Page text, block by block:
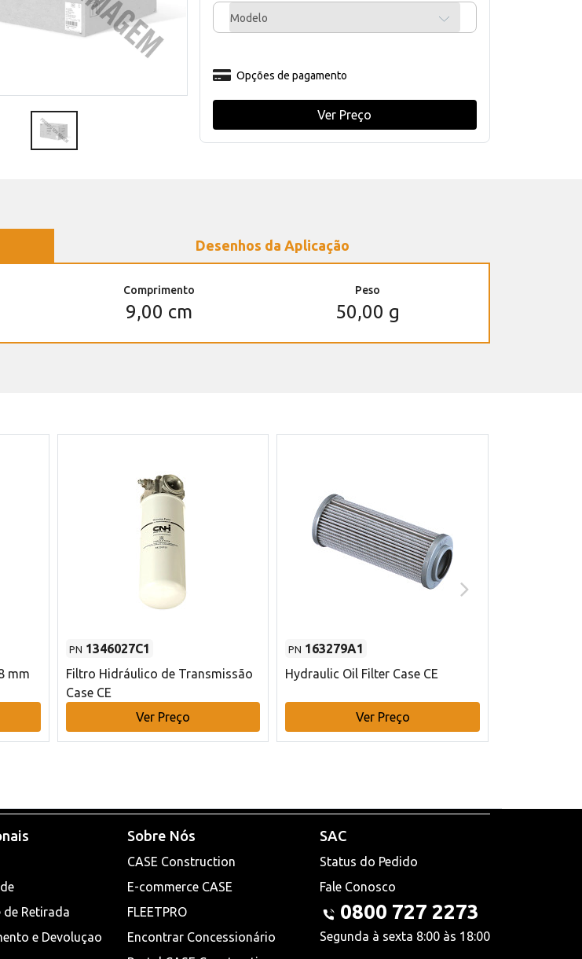
Modelo
Opções de pagamento
Ver Preço
Desenhos da Aplicação
Comprimento
9,00 cm
Peso
50,00 g
mm
PN 1346027C1
Filtro Hidráulico de Transmissão
Case CE
Ver Preço
PN 163279A1
Hydraulic Oil Filter Case CE
Ver Preço
de Retirada
e Devoluçao
Sobre Nós
CASE Construction
E-commerce CASE
FLEETPRO
Encontrar Concessionário
SAC
Status do Pedido
Fale Conosco
0800 727 2273
Segunda à sexta 8:00 às 18:00